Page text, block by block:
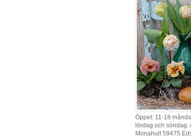
Öppet: 11-18
lördag och söndag.
Monahult 59475